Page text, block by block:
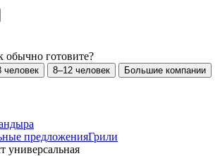
обычно готовите?
человек 8–12 человек
Большие компании
предложенияГрили
универсальная